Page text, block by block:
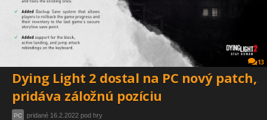
13
Dying Light 2 dostal na PC nový patch,
pridáva záložnú pozíciu
PC pridané 16.2.2022 pod hry